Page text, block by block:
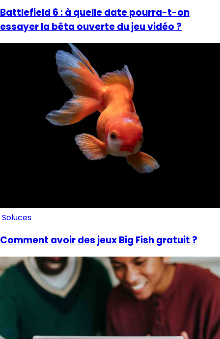
Battlefield 6 : à quelle date pourra-t-on
essayer la bêta ouverte du jeu vidéo ?
Soluces
Comment avoir des jeux Big Fish gratuit ?